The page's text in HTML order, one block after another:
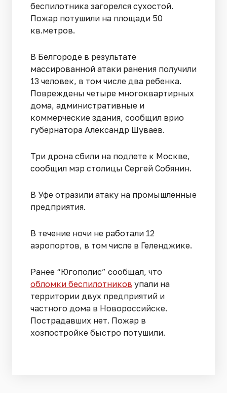
беспилотника загорелся сухостой.
Пожар потушили на площади 50
кв.метров.
В Белгороде в результате
массированной атаки ранения получили
13 человек, в том числе два ребенка.
Повреждены четыре многоквартирных
дома, административные и
коммерческие здания, сообщил врио
губернатора Александр Шуваев.
Три дрона сбили на подлете к Москве,
сообщил мэр столицы Сергей Собянин.
В Уфе отразили атаку на промышленные
предприятия.
В течение ночи не работали 12
аэропортов, в том числе в Геленджике.
Ранее “Югополис” сообщал, что
обломки беспилотников упали на
территории двух предприятий и
частного дома в Новороссийске.
Пострадавших нет. Пожар в
хозпостройке быстро потушили.